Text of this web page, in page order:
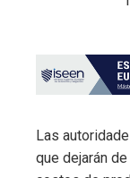
Las
que dejarán